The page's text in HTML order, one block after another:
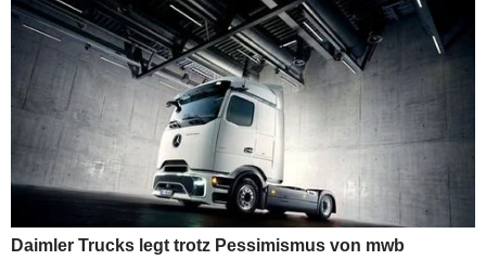
Daimler Trucks legt trotz Pessimismus von mwb